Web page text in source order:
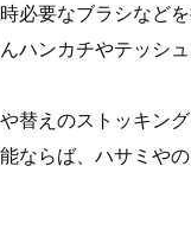
必要なブラシなど
ハンカチやテッシュ
替えのストッキン
ならば、ハサミや